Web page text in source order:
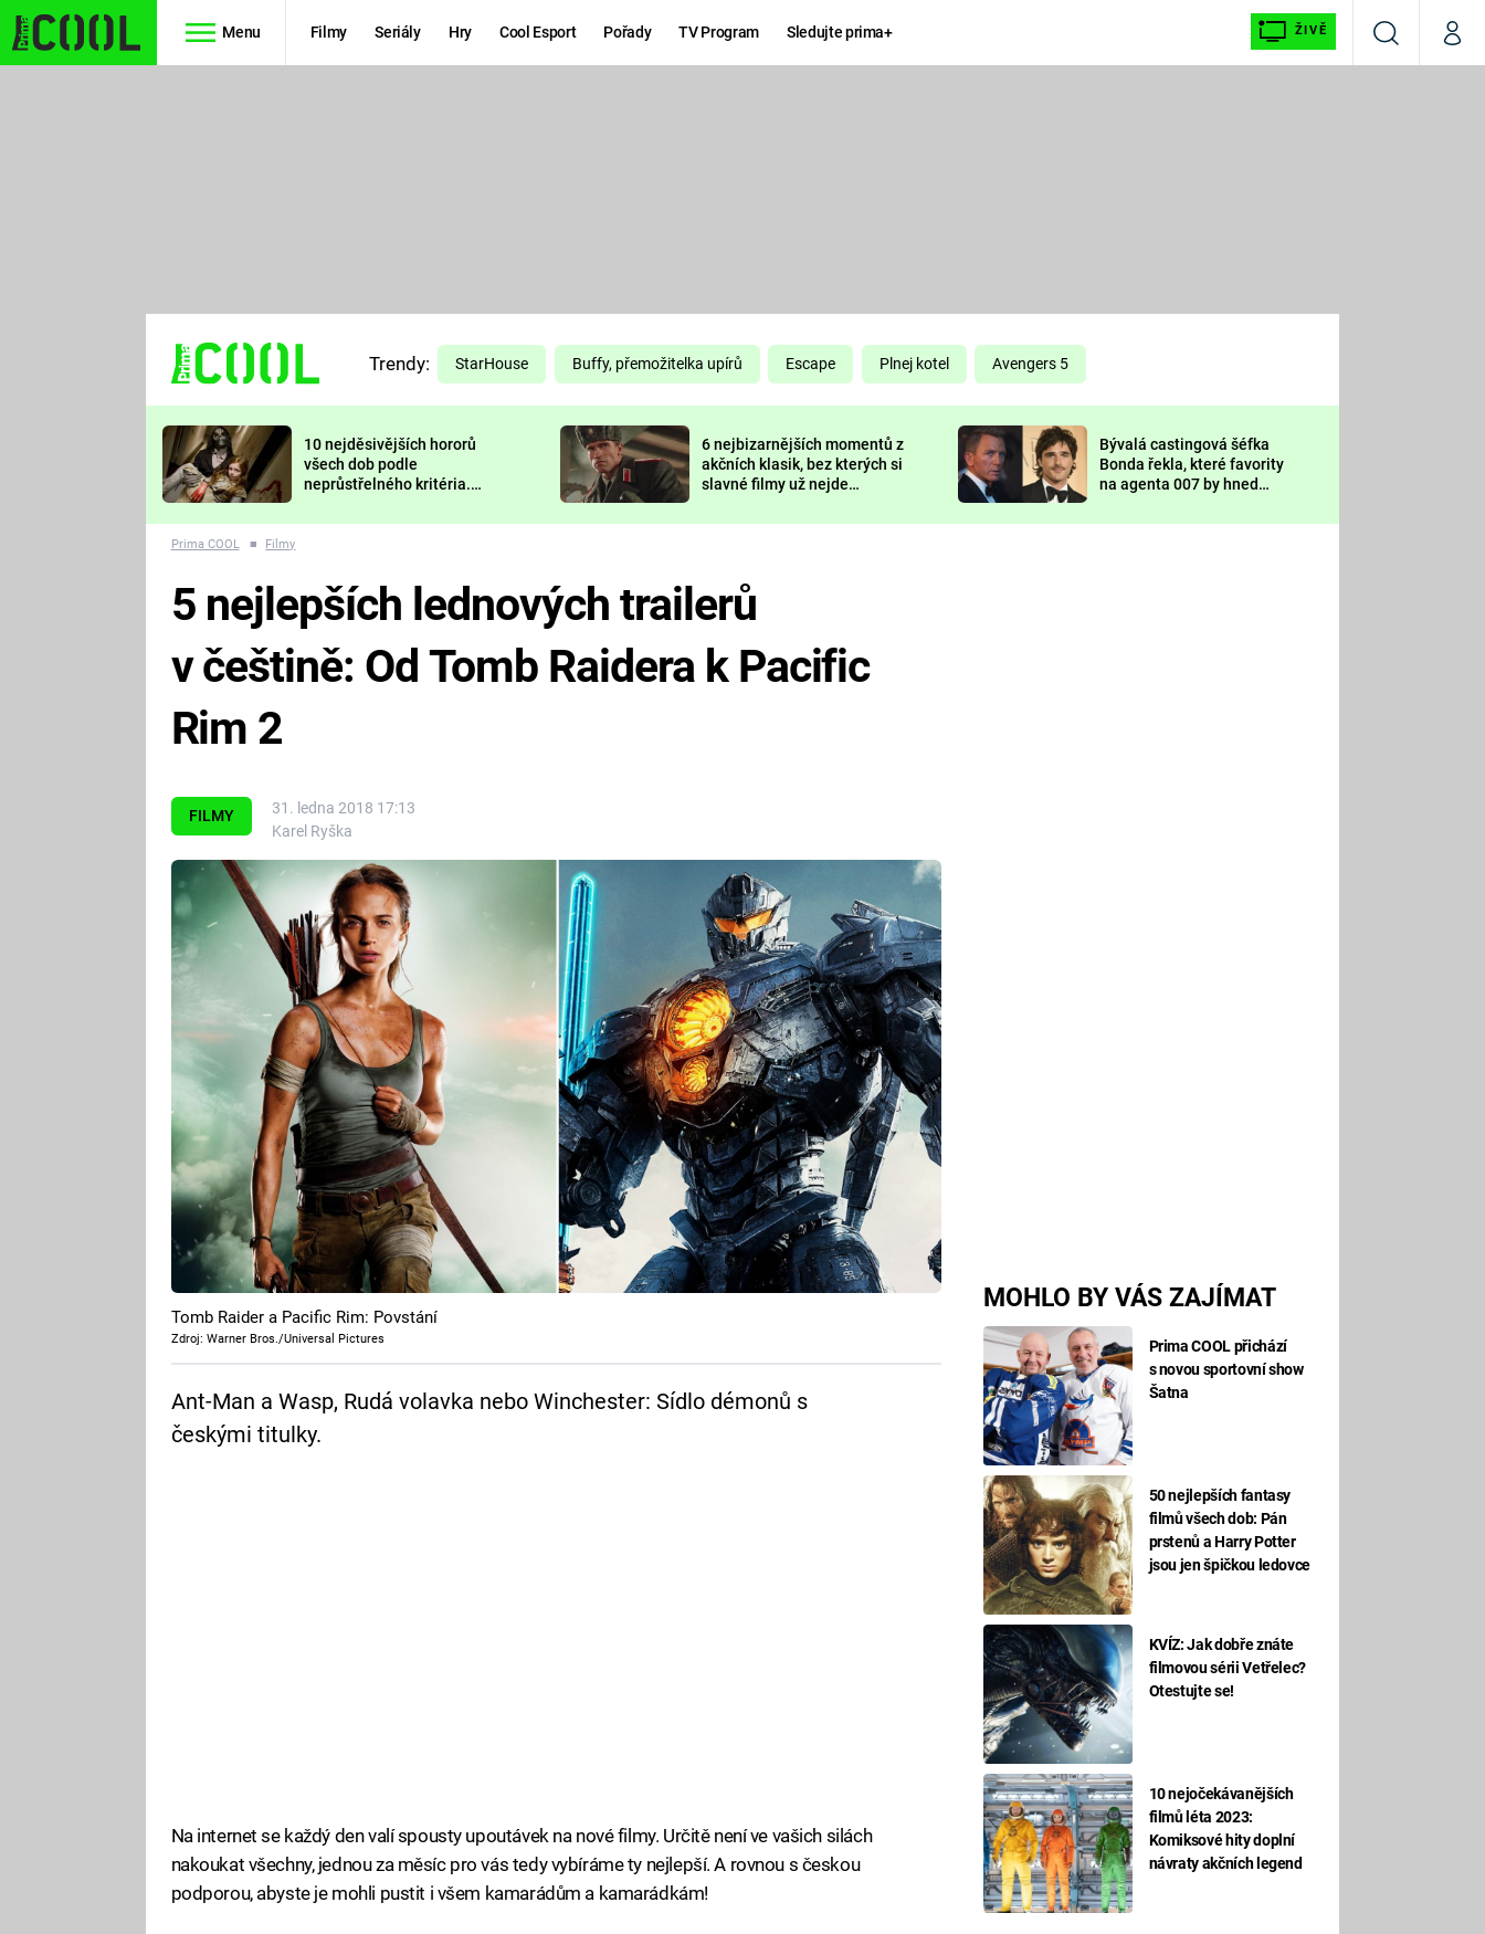
Menu Filmy Seriály Hry Cool Esport Pořady TV Program Sledujte prima+ ŽIVĚ
VyhledáváníMůj
TŘESKU
FUTURAMA
PREDÁTOR
DELIVERANCE
KOMEDIE
CHUCK
NORRIS
DEADPOOL
Prima LAJK
Sledujte nás
Trendy: StarHouse Buffy, přemožitelka upírů Escape Plnej kotel Avengers 5
10 nejděsivějších hororů
všech dob podle
neprůstřelného kritéria.
nejvíc zvednou tep?
6 nejbizarnějších momentů z
akčních klasik, bez kterých si
slavné filmy už nejde
Bývalá castingová šéfka
Bonda řekla, které favority
na agenta 007 by hned
Prima COOL ■ Filmy
FILMY
31. ledna 2018 17:13
Karel Ryška
MOHLO BY VÁS ZAJÍMAT
Prima COOL přichází
s novou sportovní show
Šatna
50 nejlepších fantasy
filmů všech dob: Pán
prstenů a Harry Potter
jsou jen špičkou ledovce
KVÍZ: Jak dobře znáte
filmovou sérii Vetřelec?
Otestujte se!
10 nejočekávanějších
filmů léta 2023:
Komiksové hity doplní
návraty akčních legend
5 nejlepších lednových trailerů
v češtině: Od Tomb Raidera k Pacific
Rim 2
Tomb Raider a Pacific Rim: Povstání
Zdroj: Warner Bros./Universal Pictures
Ant-Man a Wasp, Rudá volavka nebo Winchester: Sídlo démonů s
českými titulky.
Na internet se každý den valí spousty upoutávek na nové filmy. Určitě není ve vašich silách
nakoukat všechny, jednou za měsíc pro vás tedy vybíráme ty nejlepší. A rovnou s českou
podporou, abyste je mohli pustit i všem kamarádům a kamarádkám!